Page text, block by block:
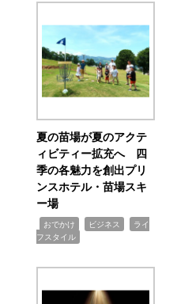
夏の苗場が夏のアクテ
ィビティー拡充へ 四
季の各魅力を創出プリ
ンスホテル・苗場スキ
ー場
おでかけ ビジネス
ライ
フスタイル